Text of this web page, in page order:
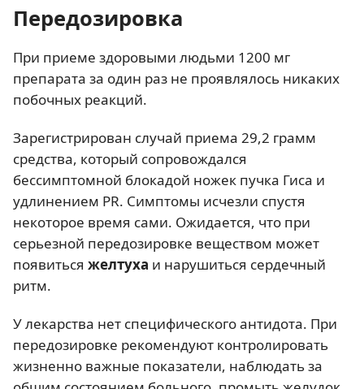
Передозировка
При приеме здоровыми людьми 1200 мг
препарата за один раз не проявлялось никаких
побочных реакций.
Зарегистрирован случай приема 29,2 грамм
средства, который сопровождался
бессимптомной блокадой ножек пучка Гиса и
удлинением PR. Симптомы исчезли спустя
некоторое время сами. Ожидается, что при
серьезной передозировке веществом может
появиться желтуха и нарушиться сердечный
ритм.
У лекарства нет специфического антидота. При
передозировке рекомендуют контролировать
жизненно важные показатели, наблюдать за